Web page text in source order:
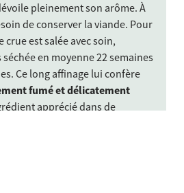
pleinement son arôme. À
de conserver la viande. Pour
crue est salée avec soin,
en moyenne 22 semaines
Ce long affinage lui confère
fumé et délicatement
apprécié dans de